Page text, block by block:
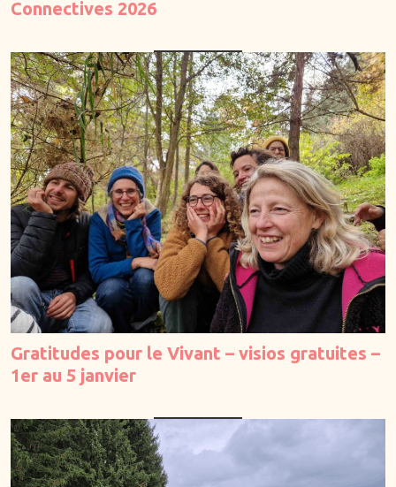
Rites de passage
Séjours
Système nerveux
Tantra
À propos
Newsletter
Don
Connectives 2026
Gratitudes pour le Vivant – visios gratuites –
1er au 5 janvier